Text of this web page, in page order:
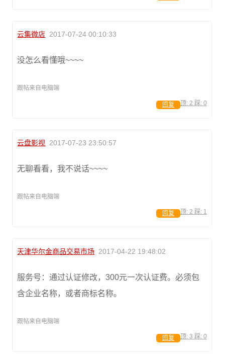
云集微店 2017-07-24 00:10:33
没怎么看懂哦~~~~
跟帖来自电脑端
顶: 2 踩: 0
回复
云盘影视 2017-07-23 23:50:57
无聊看看，我不说话~~~~
跟帖来自电脑端
顶: 2 踩: 1
回复
天津华尔金商品交易市场 2017-04-22 19:48:02
服务号：通过认证修改，300元一次认证费。必须包
含企业名称，或者商标名称。
跟帖来自电脑端
顶: 3 踩: 0
回复